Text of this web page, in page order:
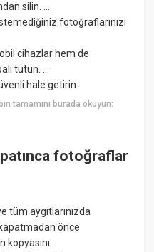
silin. ...
fotoğraflarınızı
cihazlar hem de
tutun. ...
hale getirin.
tamamını burada okuyun:
fotoğraflar
tüm aygıtlarınızda
önce
kopyasını